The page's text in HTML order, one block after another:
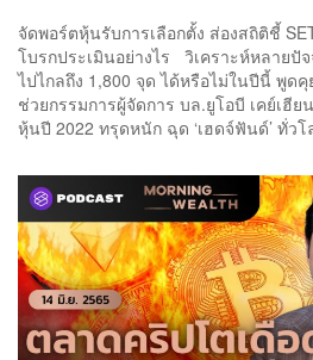
จัดพอร์ตหุ้นรับการเลือกตั้ง ส่องสถิติชี้
โบรกประเมินอย่างไร วิเคราะห์หลายปั
ไปไกลถึง 1,800 จุด ได้หรือไม่ในปีนี้ พูด
ช่วยกรรมการผู้จัดการ บล.ยูโอบี เคย์เฮี
หุ้นปี 2022 ทรุดหนัก ฉุด ‘เฮดจ์ฟันด์’ ทั่ว